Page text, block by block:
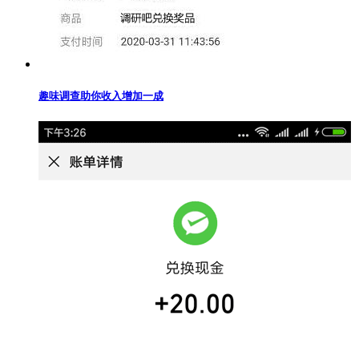
趣味调查助你收入增加一成